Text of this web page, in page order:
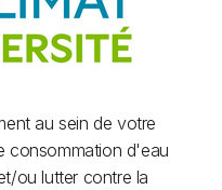
au sein de votre
consommation d'eau
ou lutter contre la